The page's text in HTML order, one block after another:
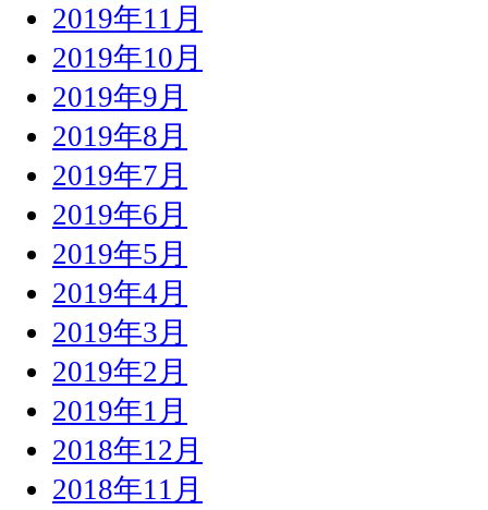
2019年11月
2019年10月
2019年9月
2019年8月
2019年7月
2019年6月
2019年5月
2019年4月
2019年3月
2019年2月
2019年1月
2018年12月
2018年11月